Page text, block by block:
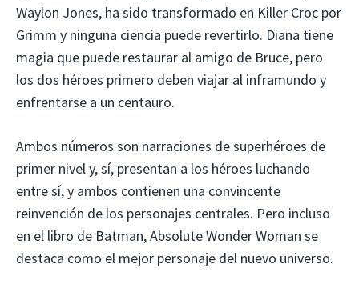
Waylon Jones, ha sido transformado en Killer Croc por
Grimm y ninguna ciencia puede revertirlo. Diana tiene
magia que puede restaurar al amigo de Bruce, pero
los dos héroes primero deben viajar al inframundo y
enfrentarse a un centauro.
Ambos números son narraciones de superhéroes de
primer nivel y, sí, presentan a los héroes luchando
entre sí, y ambos contienen una convincente
reinvención de los personajes centrales. Pero incluso
en el libro de Batman, Absolute Wonder Woman se
destaca como el mejor personaje del nuevo universo.